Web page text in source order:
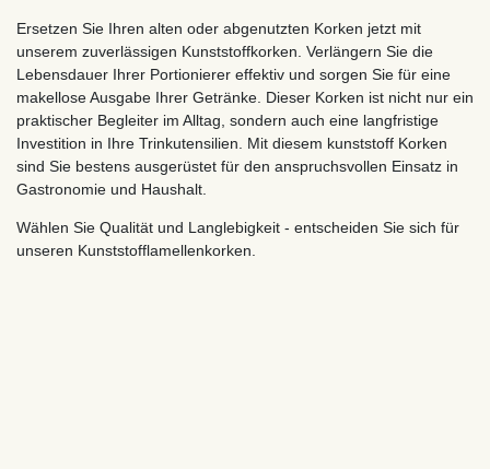
Ersetzen Sie Ihren alten oder abgenutzten Korken jetzt mit
unserem zuverlässigen Kunststoffkorken. Verlängern Sie die
Lebensdauer Ihrer Portionierer effektiv und sorgen Sie für eine
makellose Ausgabe Ihrer Getränke. Dieser Korken ist nicht nur ein
praktischer Begleiter im Alltag, sondern auch eine langfristige
Investition in Ihre Trinkutensilien. Mit diesem kunststoff Korken
sind Sie bestens ausgerüstet für den anspruchsvollen Einsatz in
Gastronomie und Haushalt.
Wählen Sie Qualität und Langlebigkeit - entscheiden Sie sich für
unseren Kunststofflamellenkorken.